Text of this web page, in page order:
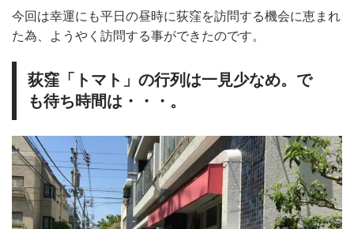
今回は幸運にも平日の昼時に荻窪を訪問する機会に恵まれ
た為、ようやく訪問する事ができたのです。
荻窪「トマト」の行列は一見少なめ。で
も待ち時間は・・・。